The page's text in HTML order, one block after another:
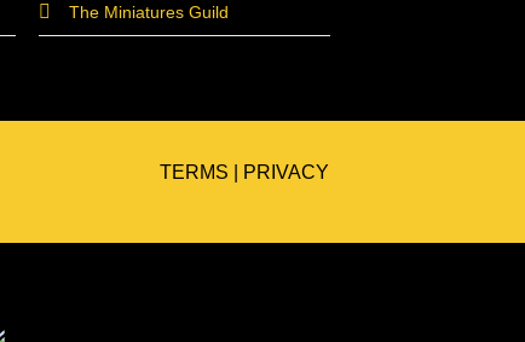
The Miniatures Guild
TERMS PRIVACY